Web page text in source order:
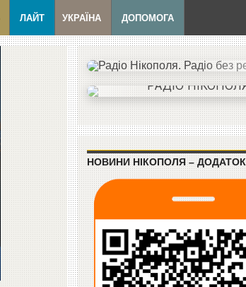
ЛАЙТ УКРАЇНА ДОПОМОГА
НОВИНИ НІКОПОЛЯ – ДОДАТОК